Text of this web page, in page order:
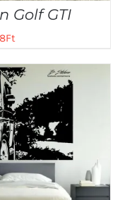
Golf GTI
Ft